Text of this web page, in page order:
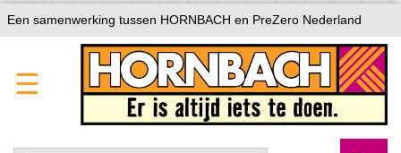
Een samenwerking tussen HORNBACH en PreZero Nederland
☰